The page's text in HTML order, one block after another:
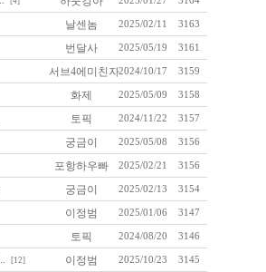
날센놈 2025/02/11 3163
번달사 2025/05/19 3161
서브4에미친자2024/10/17 3159
화제 2025/05/09 3158
토픽 2024/11/22 3157
궁금이 2025/05/08 3156
포항하우빠 2025/02/21 3156
궁금이 2025/02/13 3154
이정범 2025/01/06 3147
토픽 2024/08/20 3146
[12] 이정범 2025/10/23 3145